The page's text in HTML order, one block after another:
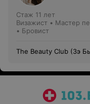
Стаж 11 лет
Визажист • Мастер
• Бровист
The Beauty Club (Зэ